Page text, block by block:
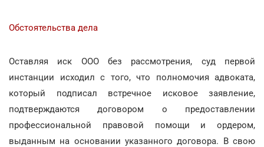
Обстоятельства дела
Оставляя иск ООО без рассмотрения, суд первой
инстанции исходил с того, что полномочия адвоката,
который подписал встречное исковое заявление,
подтверждаются договором о предоставлении
профессиональной правовой помощи и ордером,
выданным на основании указанного договора. В свою